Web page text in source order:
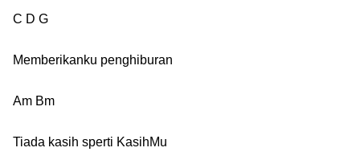
C D G
Memberikanku penghiburan
Am Bm
Tiada kasih sperti KasihMu